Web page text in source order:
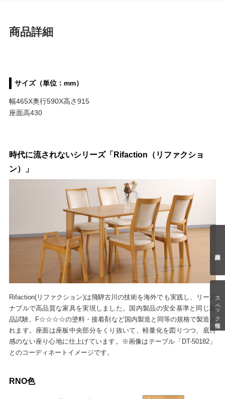
スペック情報
商品詳細
サイズ（単位：mm）
幅465X奥行590X高さ915
座面高430
時代に流されないシリーズ「Rifaction（リファクショ
ン）」
Rifaction(リファクション)は飛騨古川の技術を海外でも実践し、リーズ
ナブルで高品質な家具を実現しました。国内製品の安全基準と同じ製
品試験、F☆☆☆☆の塗料・接着剤など国内製造と同等の規格で製造さ
れます。座面は座板中央部分をくり抜いて、軽量化を図りつつ、底付
感のない座り心地に仕上げています。※画像はテーブル「DT-50182」
とのコーディネートイメージです。
RNO色